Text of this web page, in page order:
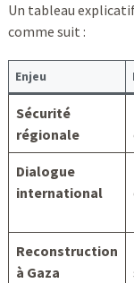
Un tableau
comme suit :
Enjeu
Sécurité
régionale
Dialogue
international
Reconstruction
à Gaza